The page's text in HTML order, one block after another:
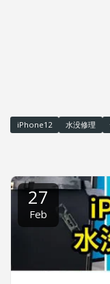
iPhone12 水没修理
27
Feb